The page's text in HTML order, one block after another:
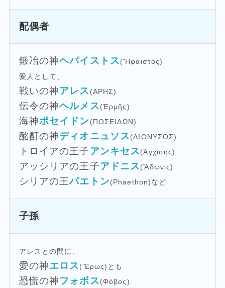
配偶者
鍛冶の神ヘパイストス(Ἥφαιστος)
愛人として、
戦いの神アレス (ΑΡΗΣ)
伝令の神ヘルメス(Ἑρμῆς)
海神ポセイドン (ΠΟΣΕΙΔΩΝ)
酩酊の神ディオニュソス(ΔΙΟΝΥΣΟΣ)
トロイアの王子 アンキセス(Ἀγχίσης)
アッシリアの王子アドニス(Ἄδωνις)
シリアの王パエトン(Phaethon)など
子孫
アレスとの間に、
愛の神エロス(Ἔρως)とも
恐慌の神フォボス(Φόβος)